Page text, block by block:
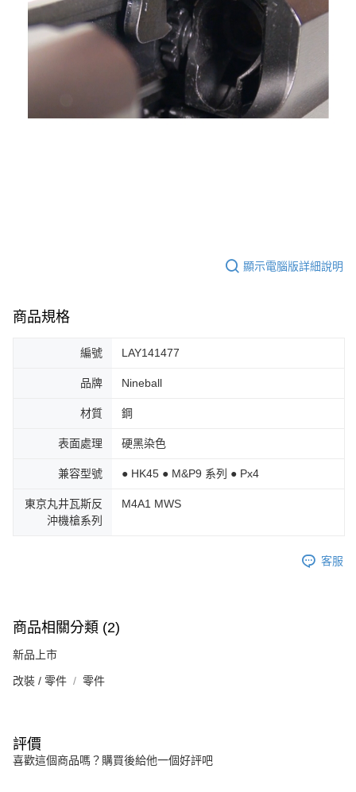
顯示電腦版詳細說明
商品規格
編號 LAY141477
品牌 Nineball
材質 鋼
表面處理 硬黑染色
兼容型號 ● HK45 ● M&P9 系列 ● Px4
東京丸井瓦斯反
沖機槍系列
M4A1 MWS
客服
商品相關分類 (2)
新品上市
改裝 / 零件 零件
評價
喜歡這個商品嗎？購買後給他一個好評吧